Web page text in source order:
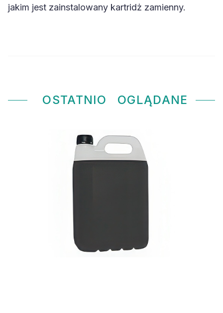
jakim jest zainstalowany kartridż zamienny.
OSTATNIO OGLĄDANE